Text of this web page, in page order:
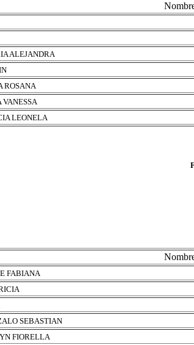
ALEJANDRA
ROSANA
LEONELA
FABIANA
SEBASTIAN
FIORELLA